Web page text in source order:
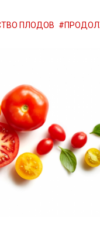
ПЛОДОВ